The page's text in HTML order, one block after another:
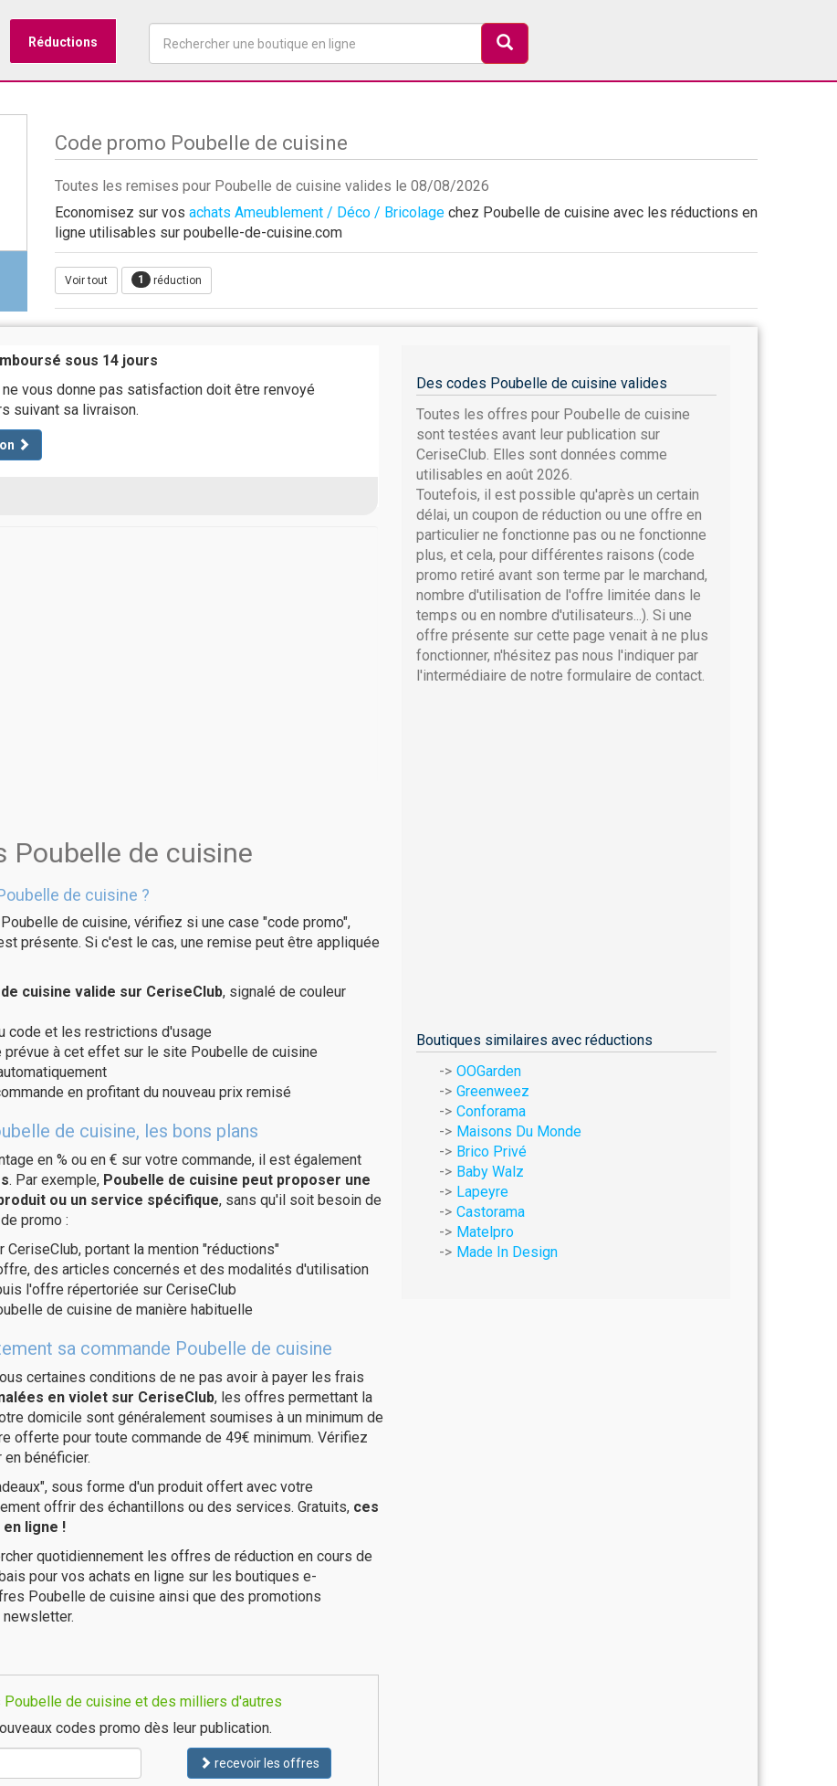
Réductions
Code promo Poubelle de cuisine
Toutes les remises pour Poubelle de cuisine valides le 08/08/2026
Economisez sur vos achats Ameublement / Déco / Bricolage chez Poubelle de cuisine avec les réductions en
ligne utilisables sur poubelle-de-cuisine.com
Voir tout 1 réduction
sous 14 jours
vous donne pas satisfaction doit être renvoyé
suivant sa livraison.
Poubelle de cuisine
de cuisine ?
de cuisine, vérifiez si une case "code promo",
présente. Si c'est le cas, une remise peut être appliquée
cuisine valide sur CeriseClub, signalé de couleur
code et les restrictions d'usage
à cet effet sur le site Poubelle de cuisine
en profitant du nouveau prix remisé
de cuisine, les bons plans
en % ou en € sur votre commande, il est également
. Par exemple, Poubelle de cuisine peut proposer une
ou un service spécifique, sans qu'il soit besoin de
promo :
portant la mention "réductions"
des articles concernés et des modalités d'utilisation
l'offre répertoriée sur CeriseClub
de cuisine de manière habituelle
sa commande Poubelle de cuisine
certaines conditions de ne pas avoir à payer les frais
en violet sur CeriseClub, les offres permettant la
domicile sont généralement soumises à un minimum de
offerte pour toute commande de 49€ minimum. Vérifiez
bénéficier.
sous forme d'un produit offert avec votre
offrir des échantillons ou des services. Gratuits, ces
ligne !
quotidiennement les offres de réduction en cours de
pour vos achats en ligne sur les boutiques e-
Poubelle de cuisine ainsi que des promotions
de cuisine et des milliers d'autres
codes promo dès leur publication.
recevoir les offres
Des codes Poubelle de cuisine valides
Toutes les offres pour Poubelle de cuisine
sont testées avant leur publication sur
CeriseClub. Elles sont données comme
utilisables en août 2026.
Toutefois, il est possible qu'après un certain
délai, un coupon de réduction ou une offre en
particulier ne fonctionne pas ou ne fonctionne
plus, et cela, pour différentes raisons (code
promo retiré avant son terme par le marchand,
nombre d'utilisation de l'offre limitée dans le
temps ou en nombre d'utilisateurs...). Si une
offre présente sur cette page venait à ne plus
fonctionner, n'hésitez pas nous l'indiquer par
l'intermédiaire de notre formulaire de contact.
Boutiques similaires avec réductions
OOGarden
Greenweez
Conforama
Maisons Du Monde
Brico Privé
Baby Walz
Lapeyre
Castorama
Matelpro
Made In Design